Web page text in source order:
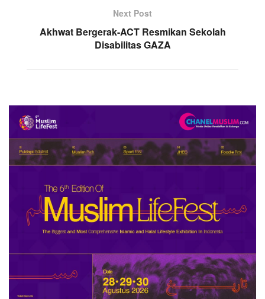
Next Post
Akhwat Bergerak-ACT Resmikan Sekolah
Disabilitas GAZA